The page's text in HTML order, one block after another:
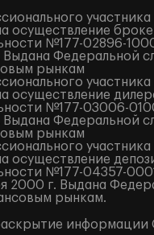
осуществление
№177-02896-
Выдана Федеральной
рынкам
осуществление
№177-03006-
Выдана Федеральной
рынкам
осуществление
№177-04357-
2000 г. Выдана
рынкам.
информации